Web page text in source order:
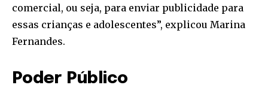
comercial, ou seja, para enviar publicidade para
essas crianças e adolescentes”, explicou Marina
Fernandes.
Poder Público